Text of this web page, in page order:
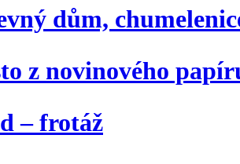
dům,
z novinového
– frotáž